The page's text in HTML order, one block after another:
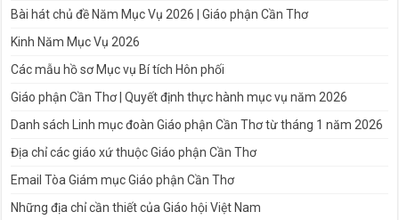
Bài hát chủ đề Năm Mục Vụ 2026 | Giáo phận Cần Thơ
Kinh Năm Mục Vụ 2026
Các mẫu hồ sơ Mục vụ Bí tích Hôn phối
Giáo phận Cần Thơ | Quyết định thực hành mục vụ năm 2026
Danh sách Linh mục đoàn Giáo phận Cần Thơ từ tháng 1 năm 2026
Địa chỉ các giáo xứ thuộc Giáo phận Cần Thơ
Email Tòa Giám mục Giáo phận Cần Thơ
Những địa chỉ cần thiết của Giáo hội Việt Nam